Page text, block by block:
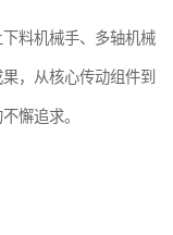
料机械手、多轴机械
，从核心传动组件到
懈追求。